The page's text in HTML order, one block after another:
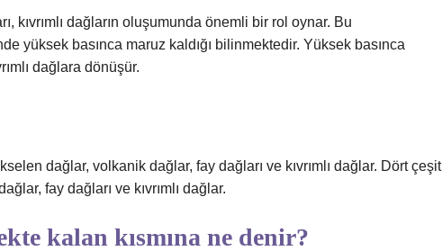
kıvrımlı dağların oluşumunda önemli bir rol oynar. Bu
yüksek basınca maruz kaldığı bilinmektedir. Yüksek basınca
dağlara dönüşür.
dağlar, volkanik dağlar, fay dağları ve kıvrımlı dağlar. Dört çeşit
fay dağları ve kıvrımlı dağlar.
kalan kısmına ne denir?